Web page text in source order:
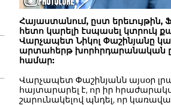
Հայաստանում, ըստ
հետո կարելի էսպասել կտրուկ
Վարչապետ Նիկոլ Փաշինյանը կա
արտահերթ խորհրդարանական
համար:
Վարչապետ Փաշինյանն այսօր
հայտարարել է, որ իր
շարունակելով պնդել, որ